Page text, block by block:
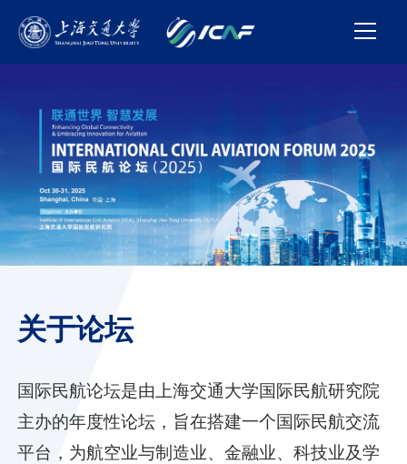
关于论坛
国际民航论坛是由上海交通大学国际民航研究院
主办的年度性论坛，旨在搭建一个国际民航交流
平台，为航空业与制造业、金融业、科技业及学